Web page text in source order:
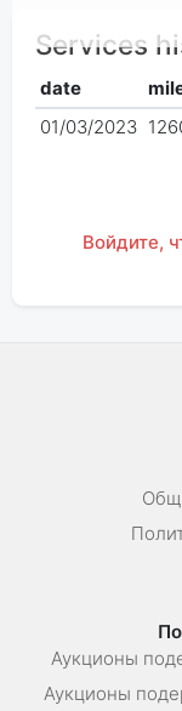
Services
date
01/03/2023
Войдите,
Аукционы
Аукционы